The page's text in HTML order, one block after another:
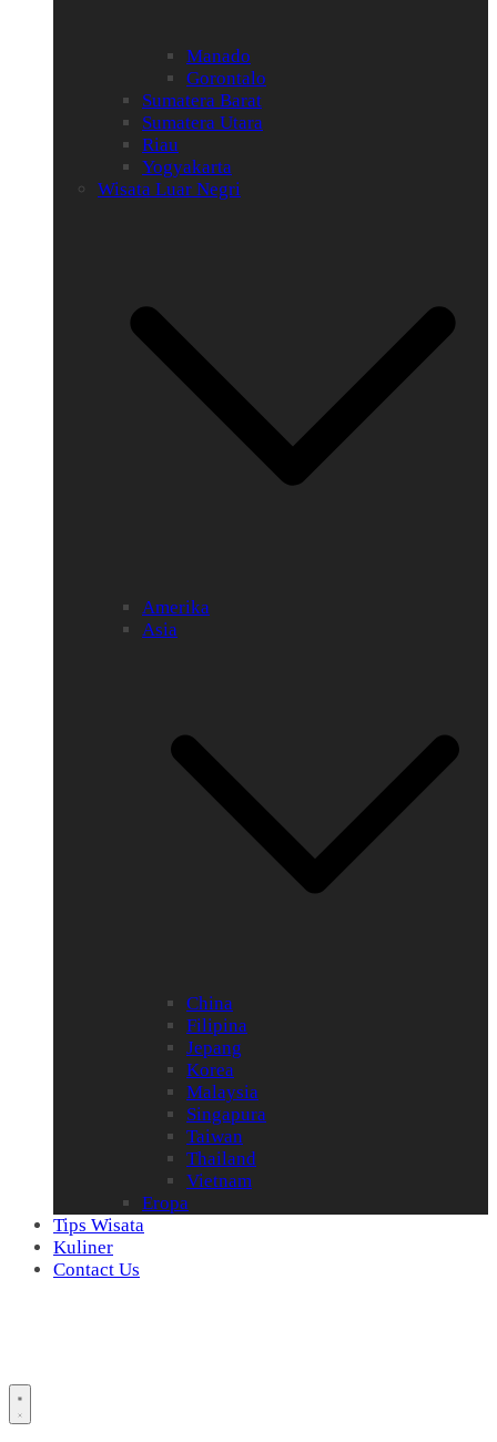
Manado
Gorontalo
Sumatera Barat
Sumatera Utara
Riau
Yogyakarta
Wisata Luar Negri
Amerika
Asia
China
Filipina
Jepang
Korea
Malaysia
Singapura
Taiwan
Thailand
Vietnam
Eropa
Tips Wisata
Kuliner
Contact Us